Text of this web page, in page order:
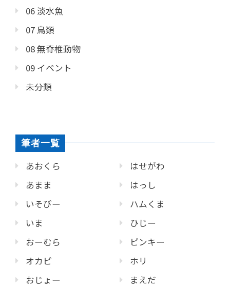
06 淡水魚
07 鳥類
08 無脊椎動物
09 イベント
未分類
筆者一覧
あおくら
あまま
いそぴー
いま
おーむら
オカピ
おじょー
はせがわ
はっし
ハムくま
ひじー
ピンキー
ホリ
まえだ